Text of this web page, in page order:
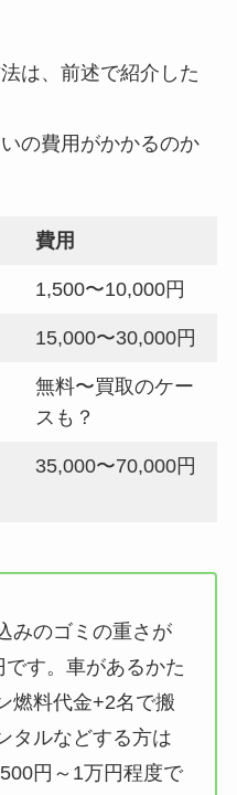
は、前述で紹介した
の費用がかかるのか
費用
1,500〜10,000円
15,000〜30,000円
無料〜買取のケー
スも？
35,000〜70,000円
みのゴミの重さが
す。車があるかた
燃料代金+2名で搬
タルなどする方は
円～1万円程度で